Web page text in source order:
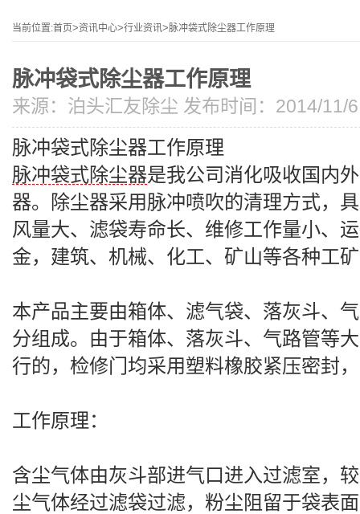
当前位置:首页>资讯中心>行业资讯>脉冲袋式除尘器工作原理
脉冲袋式除尘器工作原理
来源： 泊头汇友除尘 发布时间：2014/11/
脉冲袋式除尘器工作原理
脉冲袋式除尘器是我公司消化吸收国内
器。除尘器采用脉冲喷吹的清理方式，
风量大、滤袋寿命长、维修工作量小、
金，建筑、机械、化工、矿山等各种工
本产品主要由箱体、滤气袋、落灰斗、
分组成。由于箱体、落灰斗、气路管等
行的，检修门均采用塑料橡胶紧压密封
工作原理：
含尘气体由灰斗部进气口进入过滤室，
尘气体经过滤袋过滤，粉尘阻留于袋表